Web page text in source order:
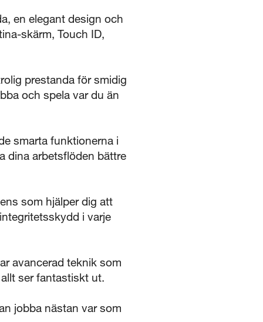
en elegant design och
skärm, Touch ID,
prestanda för smidig
och spela var du än
smarta funktionerna i
dina arbetsflöden bättre
som hjälper dig att
i varje
avancerad teknik som
ser fantastiskt ut.
jobba nästan var som